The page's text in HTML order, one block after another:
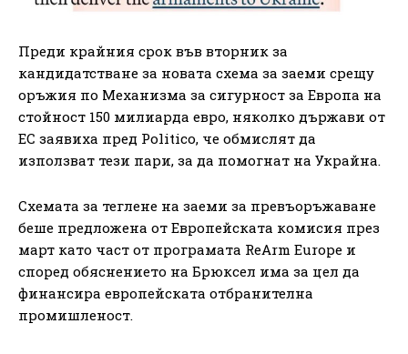
Преди крайния срок във вторник за
кандидатстване за новата схема за заеми срещу
оръжия по Механизма за сигурност за Европа на
стойност 150 милиарда евро, няколко държави от
ЕС заявиха пред Politico, че обмислят да
използват тези пари, за да помогнат на Украйна.
Схемата за теглене на заеми за превъоръжаване
беше предложена от Европейската комисия през
март като част от програмата ReArm Europe и
според обяснението на Брюксел има за цел да
финансира европейската отбранителна
промишленост.